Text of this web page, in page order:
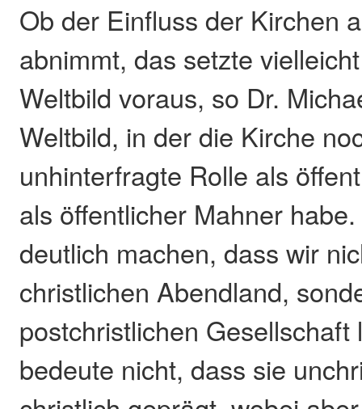
Ob der Einfluss der Kirchen
abnimmt, das setzte
Weltbild voraus, so Dr.
Weltbild, in der die Kirche
unhinterfragte Rolle als
als öffentlicher Mahner
deutlich machen, dass wir
christlichen Abendland,
postchristlichen Gesellschaft
bedeute nicht, dass sie